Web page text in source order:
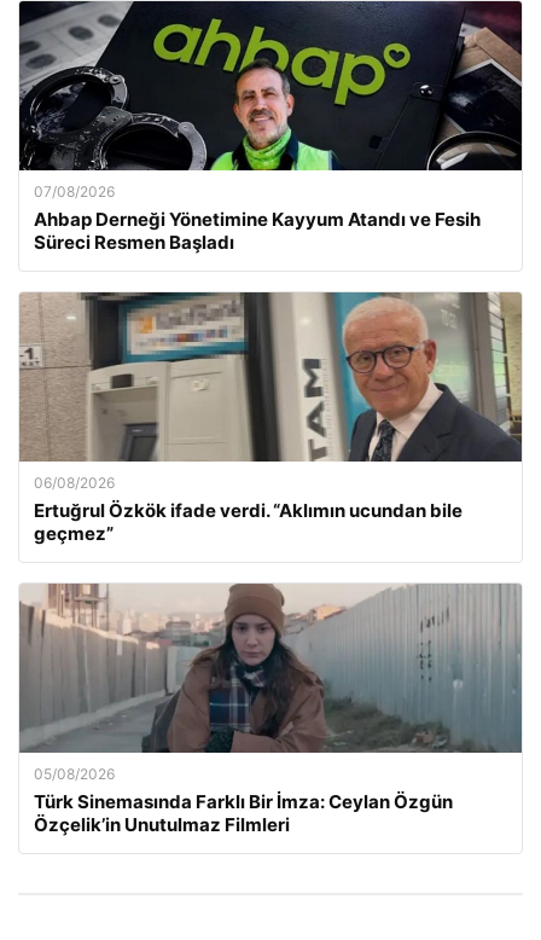
07/08/2026
Ahbap Derneği Yönetimine Kayyum Atandı ve Fesih
Süreci Resmen Başladı
06/08/2026
Ertuğrul Özkök ifade verdi. “Aklımın ucundan bile
geçmez”
05/08/2026
Türk Sinemasında Farklı Bir İmza: Ceylan Özgün
Özçelik’in Unutulmaz Filmleri